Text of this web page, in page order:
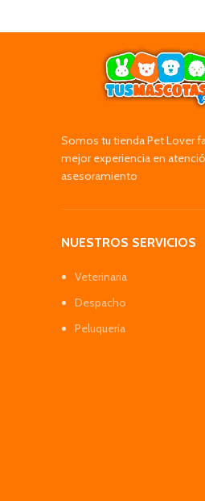
Somos tu tienda Pet Lover
mejor experiencia en
asesoramiento
NUESTROS SERVICIOS
Veterinaria
Despacho
Peluquería